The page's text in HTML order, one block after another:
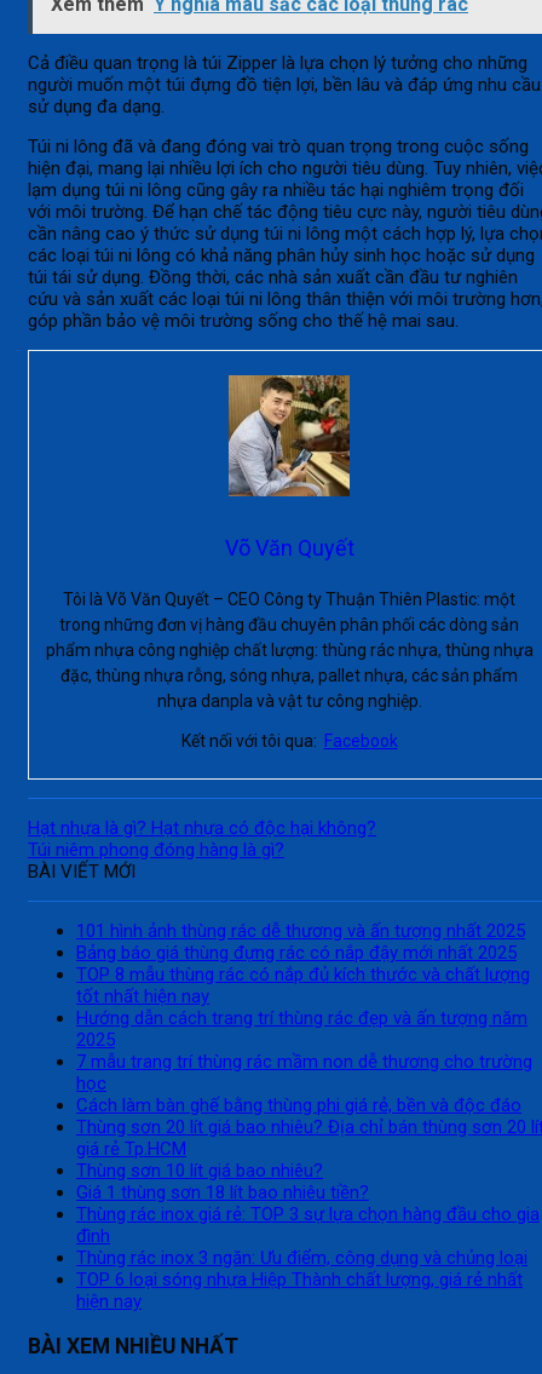
Cả điều quan trọng là túi Zipper là lựa chọn lý tưởng cho những
người muốn một túi đựng đồ tiện lợi, bền lâu và đáp ứng nhu cầu
sử dụng đa dạng.
Túi ni lông đã và đang đóng vai trò quan trọng trong cuộc sống
hiện đại, mang lại nhiều lợi ích cho người tiêu dùng. Tuy nhiên,
lạm dụng túi ni lông cũng gây ra nhiều tác hại nghiêm trọng đối
với môi trường. Để hạn chế tác động tiêu cực này, người tiêu
cần nâng cao ý thức sử dụng túi ni lông một cách hợp lý, lựa
các loại túi ni lông có khả năng phân hủy sinh học hoặc sử dụng
túi tái sử dụng. Đồng thời, các nhà sản xuất cần đầu tư nghiên
cứu và sản xuất các loại túi ni lông thân thiện với môi trường
góp phần bảo vệ môi trường sống cho thế hệ mai sau.
Võ Văn Quyết
Tôi là Võ Văn Quyết – CEO Công ty Thuận Thiên Plastic: một
trong những đơn vị hàng đầu chuyên phân phối các dòng sản
phẩm nhựa công nghiệp chất lượng: thùng rác nhựa, thùng nhựa
đặc, thùng nhựa rỗng, sóng nhựa, pallet nhựa, các sản phẩm
nhựa danpla và vật tư công nghiệp.
Kết nối với tôi qua: Facebook
Hạt nhựa là gì? Hạt nhựa có độc hại không?
Túi niêm phong đóng hàng là gì?
BÀI VIẾT MỚI
101 hình ảnh thùng rác dễ thương và ấn tượng nhất 2025
Bảng báo giá thùng đựng rác có nắp đậy mới nhất 2025
TOP 8 mẫu thùng rác có nắp đủ kích thước và chất lượng
tốt nhất hiện nay
Hướng dẫn cách trang trí thùng rác đẹp và ấn tượng năm
2025
7 mẫu trang trí thùng rác mầm non dễ thương cho trường
học
Cách làm bàn ghế bằng thùng phi giá rẻ, bền và độc đáo
Thùng sơn 20 lít giá bao nhiêu? Địa chỉ bán thùng sơn 20
giá rẻ Tp.HCM
Thùng sơn 10 lít giá bao nhiêu?
Giá 1 thùng sơn 18 lít bao nhiêu tiền?
Thùng rác inox giá rẻ: TOP 3 sự lựa chọn hàng đầu cho gia
đình
Thùng rác inox 3 ngăn: Ưu điểm, công dụng và chủng loại
TOP 6 loại sóng nhựa Hiệp Thành chất lượng, giá rẻ nhất
hiện nay
BÀI XEM NHIỀU NHẤT